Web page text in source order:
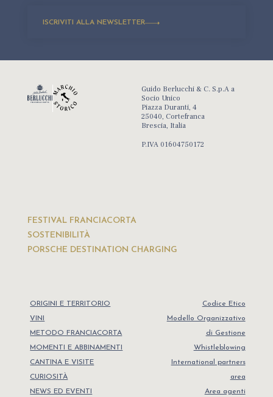
ISCRIVITI ALLA NEWSLETTER
Guido Berlucchi & C. S.p.A a
Socio Unico
Piazza Duranti, 4
25040, Cortefranca
Brescia, Italia
P.IVA 01604750172
FESTIVAL FRANCIACORTA
SOSTENIBILITÀ
PORSCHE DESTINATION CHARGING
ORIGINI E TERRITORIO
VINI
METODO FRANCIACORTA
MOMENTI E ABBINAMENTI
CANTINA E VISITE
CURIOSITÀ
NEWS ED EVENTI
Codice Etico
Modello Organizzativo
di Gestione
Whistleblowing
International partners
area
Area agenti